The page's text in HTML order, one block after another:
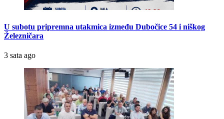
U subotu pripremna utakmica između Dubočice 54 i niškog
Železničara
3 sata ago